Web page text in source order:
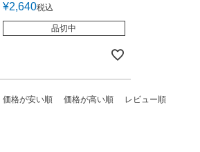
¥2,640税込
品切中
価格が安い順 価格が高い順 レビュー順